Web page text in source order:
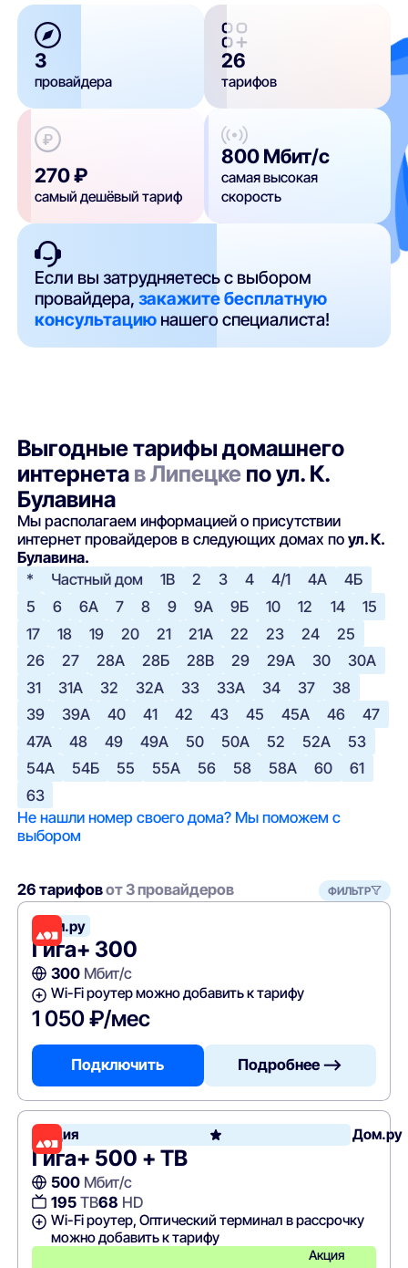
3
провайдера
26
тарифов
270 ₽
самый дешёвый тариф
800 Мбит/с
самая высокая
скорость
Если вы затрудняетесь с выбором
провайдера,закажите бесплатную
консультацию нашего специалиста!
Выгодные тарифы домашнего
интернета в Липецке по ул. К.
Булавина
Мы располагаем информацией о присутствии
интернет провайдеров в следующих домах поул. К.
Булавина.
*
Частный дом 1В 2 3 4 4/1 4А
4Б
5
6 6А 7 8 9 9А 9Б 10 12 14
15
17
18 19 20 21 21А 22 23 24
25
26
27 28А 28Б 28В 29 29А 30
30А
31
31А 32 32А 33 33А 34 37
38
39
39А 40 41 42 43 45 45А 46
47
47А
48 49 49А 50 50А 52 52А
53
54А
54Б 55 55А 56 58 58А 60
61
63
Не нашли номер своего дома? Мы поможем с
выбором
26 тарифовот 3 провайдеров ФИЛЬТР
Дом.ру
Гига+ 300
300Мбит/с
Wi-Fi роутер можно добавить к тарифу
1 050 ₽/мес
Подключить Подробнее —>
Акция Дом.ру
Гига+ 500 + ТВ
500Мбит/с
195ТВ68 HD
Wi-Fi роутер, Оптический терминал в рассрочку
можно добавить к тарифу
Акция